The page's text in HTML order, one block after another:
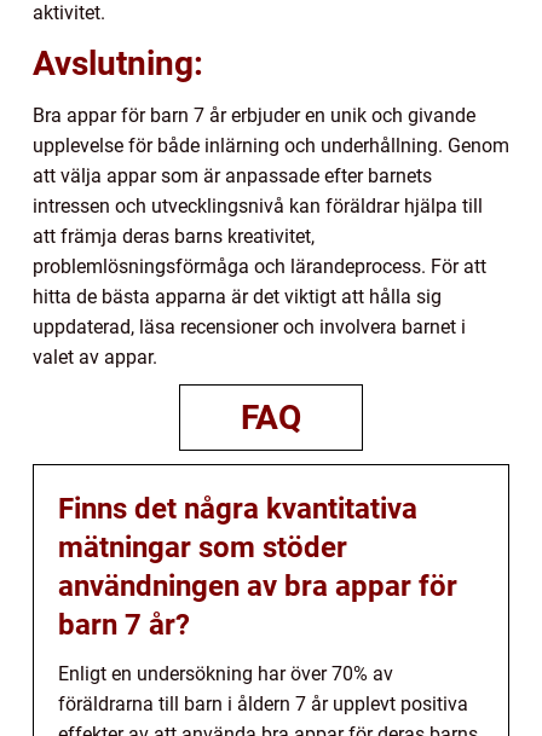
aktivitet.
Avslutning:
Bra appar för barn 7 år erbjuder en unik och givande
upplevelse för både inlärning och underhållning. Genom
att välja appar som är anpassade efter barnets
intressen och utvecklingsnivå kan föräldrar hjälpa till
att främja deras barns kreativitet,
problemlösningsförmåga och lärandeprocess. För att
hitta de bästa apparna är det viktigt att hålla sig
uppdaterad, läsa recensioner och involvera barnet i
valet av appar.
FAQ
Finns det några kvantitativa
mätningar som stöder
användningen av bra appar för
barn 7 år?
Enligt en undersökning har över 70% av
föräldrarna till barn i åldern 7 år upplevt positiva